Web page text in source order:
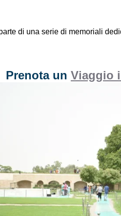
di una serie di memoriali
Prenota un Viaggio